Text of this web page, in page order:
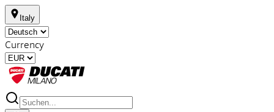
Italy
Currency